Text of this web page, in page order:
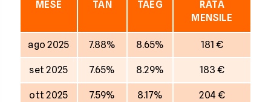
MESE TAN TAEG
RATA
MENSILE
ago 2025 7.88% 8.65% 181 €
set 2025 7.65% 8.29% 183 €
ott 2025 7.59% 8.17% 204 €